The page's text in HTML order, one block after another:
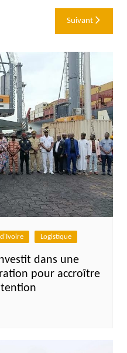
Suivant
Logistique
dans une
pour accroître